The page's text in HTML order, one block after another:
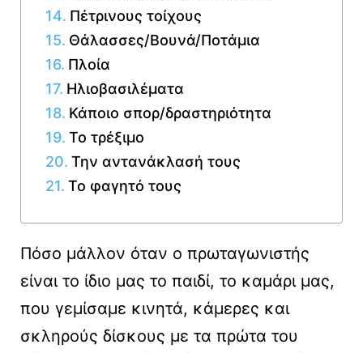
Πέτρινους τοίχους
Θάλασσες/Βουνά/Ποτάμια
Πλοία
Ηλιοβασιλέματα
Κάποιο σπορ/δραστηριότητα
Το τρέξιμο
Την αντανάκλασή τους
Το φαγητό τους
Πόσο μάλλον όταν ο πρωταγωνιστής
είναι το ίδιο μας το παιδί, το καμάρι μας,
που γεμίσαμε κινητά, κάμερες και
σκληρούς δίσκους με τα πρώτα του